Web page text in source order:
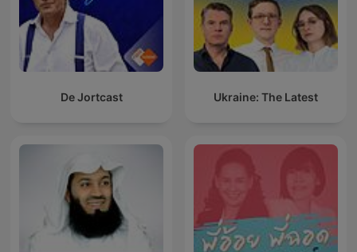
De Jortcast Ukraine: The Latest